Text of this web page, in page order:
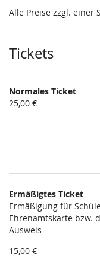
Alle Preise zzgl. einer
Produkte
Tickets
Normales Ticket
25,00 €
Ermäßigtes Ticket
Ermäßigung für
Ehrenamtskarte bzw.
Ausweis
15,00 €